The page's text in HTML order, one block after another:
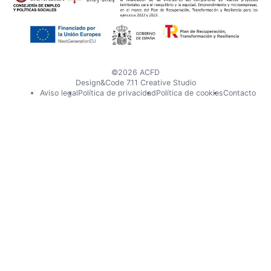
X Instagram
©2026 ACFD
Design&Code 7.11 Creative Studio
Pie
Aviso legalPolítica de privacidadPolítica de cookiesContacto